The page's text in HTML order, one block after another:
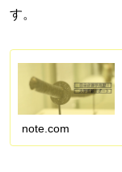
す。
note.com